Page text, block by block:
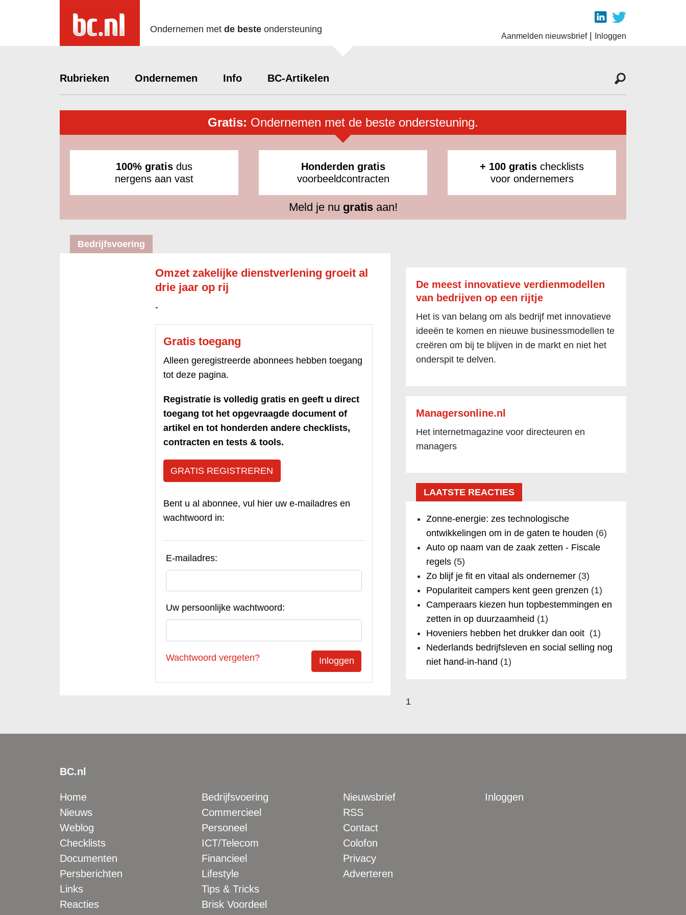
Ondernemen met de beste ondersteuning
Aanmelden nieuwsbrief| Inloggen
Rubrieken Ondernemen Info BC-Artikelen
Gratis: Ondernemen met de beste ondersteuning.
100% gratis dus
nergens aan vast
Honderden gratis
voorbeeldcontracten
+ 100 gratis checklists
voor ondernemers
Meld je nu gratisaan!
Bedrijfsvoering
Omzet zakelijke dienstverlening groeit al
drie jaar op rij
-
Gratis toegang
Alleen geregistreerde abonnees hebben toegang
tot deze pagina.
Registratie is volledig gratis en geeft u direct
toegang tot het opgevraagde document of
artikel en tot honderden andere checklists,
contracten en tests & tools.
GRATIS REGISTREREN
Bent u al abonnee, vul hier uw e-mailadres en
wachtwoord in:
E-mailadres:
Uw persoonlijke wachtwoord:
Wachtwoord vergeten?
De meest innovatieve verdienmodellen
van bedrijven op een rijtje
Het is van belang om als bedrijf met innovatieve
ideeën te komen en nieuwe businessmodellen te
creëren om bij te blijven in de markt en niet het
onderspit te delven.
Managersonline.nl
Het internetmagazine voor directeuren en
managers
LAATSTE REACTIES
Zonne-energie: zes technologische
ontwikkelingen om in de gaten te houden (6)
Auto op naam van de zaak zetten - Fiscale
regels(5)
Zo blijf je fit en vitaal als ondernemer(3)
Populariteit campers kent geen grenzen (1)
Camperaars kiezen hun topbestemmingen en
zetten in op duurzaamheid (1)
Hoveniers hebben het drukker dan ooit (1)
Nederlands bedrijfsleven en social selling nog
niet hand-in-hand (1)
1
BC.nl
Home
Nieuws
Weblog
Checklists
Documenten
Persberichten
Links
Reacties
Bedrijfsvoering
Commercieel
Personeel
ICT/Telecom
Financieel
Lifestyle
Tips & Tricks
Brisk Voordeel
Nieuwsbrief
RSS
Contact
Colofon
Privacy
Adverteren
Inloggen